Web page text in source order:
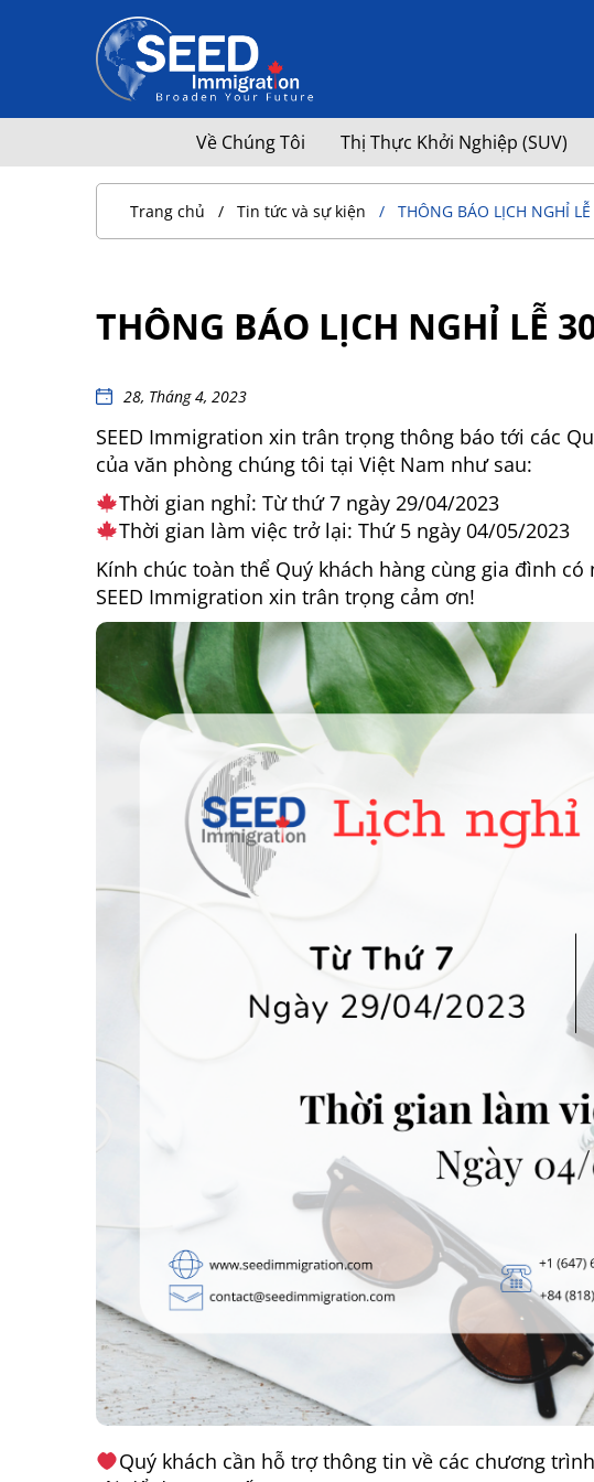
Về Chúng Tôi Thị Thực Khởi Nghiệp (SUV)
Trang chủ Tin tức và sự kiện THÔNG BÁO LỊCH NGHỈ
THÔNG BÁO LỊCH NGHỈ LỄ
28, Tháng 4, 2023
SEED Immigration xin trân trọng thông báo tới các
của văn phòng chúng tôi tại Việt Nam như sau:
Thời gian nghỉ: Từ thứ 7 ngày 29/04/2023
Thời gian làm việc trở lại: Thứ 5 ngày 04/05/2023
Kính chúc toàn thể Quý khách hàng cùng gia đình
SEED Immigration xin trân trọng cảm ơn!
Quý khách cần hỗ trợ thông tin về các chương